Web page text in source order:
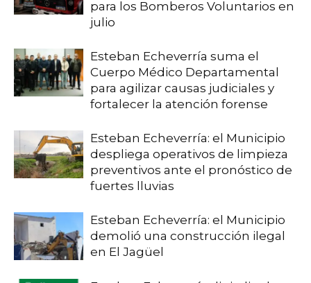
para los Bomberos Voluntarios en
julio
Esteban Echeverría suma el
Cuerpo Médico Departamental
para agilizar causas judiciales y
fortalecer la atención forense
Esteban Echeverría: el Municipio
despliega operativos de limpieza
preventivos ante el pronóstico de
fuertes lluvias
Esteban Echeverría: el Municipio
demolió una construcción ilegal
en El Jagüel